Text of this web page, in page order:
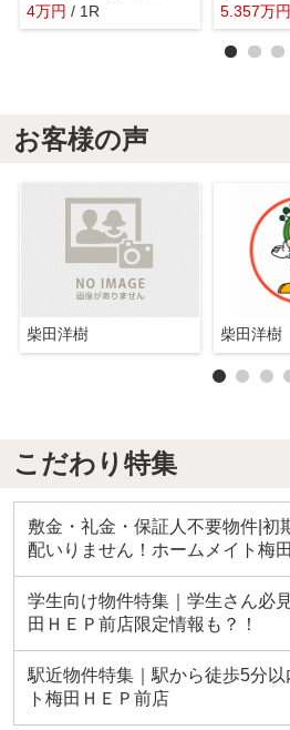
4万円 / 1R
5.357万円
お客様の声
柴田洋樹 柴田洋樹
こだわり特集
敷金・礼金・保証人不要物件|初
配いりません！ホームメイト梅
学生向け物件特集｜学生さん必
田ＨＥＰ前店限定情報も？！
駅近物件特集｜駅から徒歩5分
ト梅田ＨＥＰ前店